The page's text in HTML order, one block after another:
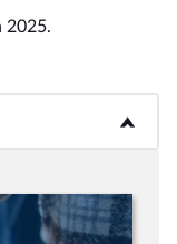
2025.
b>